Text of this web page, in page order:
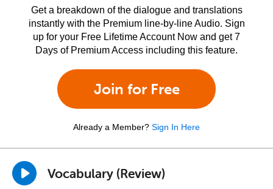
Get a breakdown of the dialogue and translations
instantly with the Premium line-by-line Audio. Sign
up for your Free Lifetime Account Now and get 7
Days of Premium Access including this feature.
Join for Free
Already a Member? Sign In Here
Vocabulary (Review)